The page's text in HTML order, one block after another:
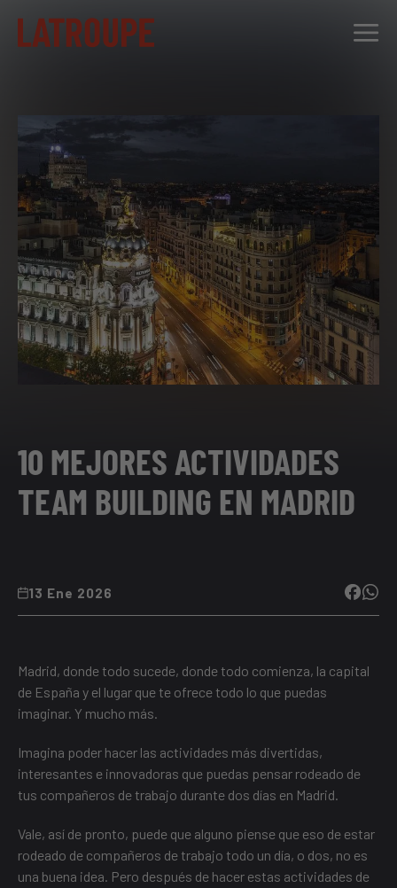
OFERTAS
CITY STORIES
EVENTOS
GRUPOS
10 MEJORES ACTIVIDADES
TEAM BUILDING EN MADRID
13 Ene 2026
Madrid, donde todo sucede, donde todo comienza, la capital
de España y el lugar que te ofrece todo lo que puedas
imaginar. Y mucho más.
Imagina poder hacer las actividades más divertidas,
interesantes e innovadoras que puedas pensar rodeado de
tus compañeros de trabajo durante dos días en Madrid.
Vale, así de pronto, puede que alguno piense que eso de estar
rodeado de compañeros de trabajo todo un día, o dos, no es
una buena idea. Pero después de hacer estas actividades de